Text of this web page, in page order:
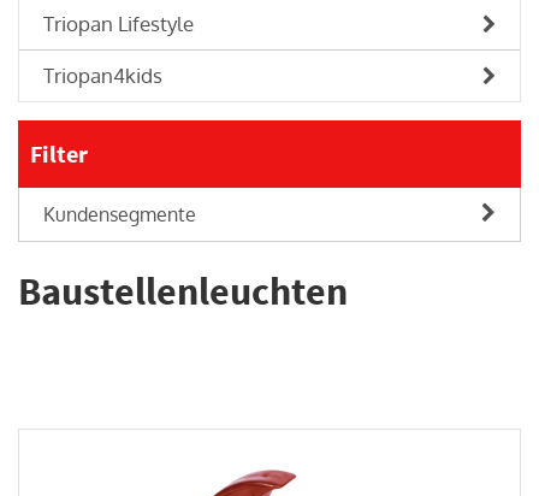
Triopan Lifestyle
Triopan4kids
Filter
Kundensegmente
Baustellenleuchten